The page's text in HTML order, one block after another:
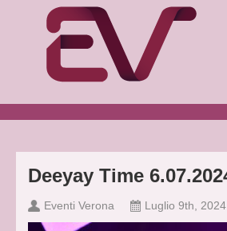
Deeyay Time
Eventi Verona Luglio 9th, 2024